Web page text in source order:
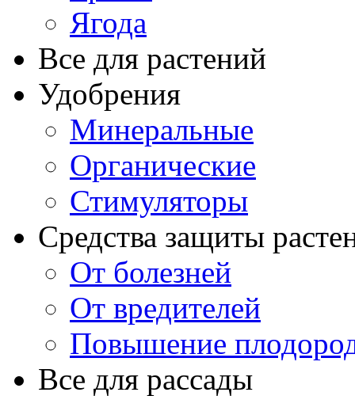
Ягода
Все для растений
Удобрения
Минеральные
Органические
Стимуляторы
Средства защиты
От болезней
От вредителей
Повышение
Все для рассады